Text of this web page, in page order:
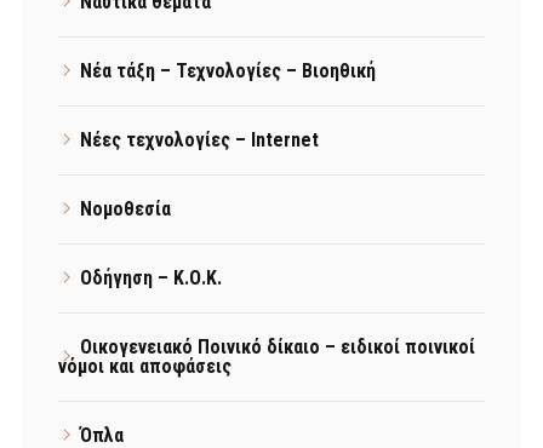
Νέα τάξη – Τεχνολογίες – Βιοηθική
Νέες τεχνολογίες – Internet
Νομοθεσία
Οδήγηση – Κ.Ο.Κ.
Οικογενειακό Ποινικό δίκαιο – ειδικοί ποινικοί
νόμοι και αποφάσεις
Όπλα